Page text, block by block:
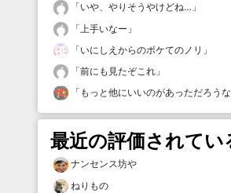
「いや、やりそうやけどね… 」
「 上手いなー 」
「いにしえからのボケてのノリ 」
「前にも見たぞこれ 」
「 もっと他にいいのがあっただろうな
最近の評価されてい
ナンセンス坊や
ねりもの